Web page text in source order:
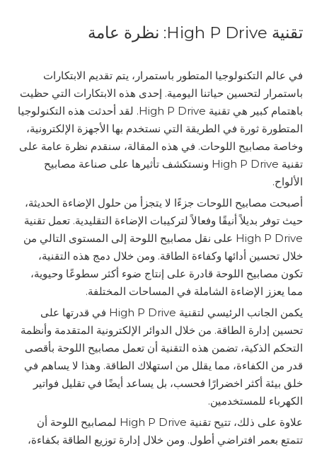
تقنية High P Drive: نظرة عامة
في عالم التكنولوجيا المتطور باستمرار، يتم تقديم الابتكارات
باستمرار لتحسين حياتنا اليومية. إحدى هذه الابتكارات التي حظيت
باهتمام كبير هي تقنية High P Drive. لقد أحدثت هذه التكنولوجيا
المتطورة ثورة في الطريقة التي نستخدم بها الأجهزة الإلكترونية،
وخاصة مصابيح اللوحات. في هذه المقالة، سنقدم نظرة عامة على
تقنية High P Drive ونستكشف تأثيرها على صناعة مصابيح
الألواح.
أصبحت مصابيح اللوحات جزءًا لا يتجزأ من حلول الإضاءة الحديثة،
حيث توفر بديلاً أنيقًا وفعالاً لتركيبات الإضاءة التقليدية. تعمل تقنية
High P Drive على نقل مصابيح اللوحة إلى المستوى التالي من
خلال تحسين أدائها وكفاءة الطاقة. ومن خلال دمج هذه التقنية،
تكون مصابيح اللوحة قادرة على إنتاج ضوء أكثر سطوعًا وحيوية،
مما يعزز الإضاءة الشاملة في المساحات المختلفة.
يكمن الجانب الرئيسي لتقنية High P Drive في قدرتها على
تحسين إدارة الطاقة. من خلال الدوائر الإلكترونية المتقدمة وأنظمة
التحكم الذكية، تضمن هذه التقنية أن تعمل مصابيح اللوحة بأقصى
قدر من الكفاءة، مما يقلل من استهلاك الطاقة. وهذا لا يساهم في
خلق بيئة أكثر اخضرارًا فحسب، بل يساعد أيضًا في تقليل فواتير
الكهرباء للمستخدمين.
علاوة على ذلك، تتيح تقنية High P Drive لمصابيح اللوحة أن
تتمتع بعمر افتراضي أطول. ومن خلال إدارة توزيع الطاقة بكفاءة،